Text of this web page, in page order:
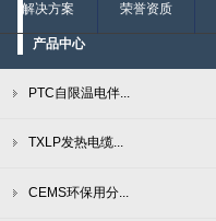
解决方案 荣誉资质
产品中心
PTC自限温电伴...
TXLP发热电缆...
CEMS环保用分...